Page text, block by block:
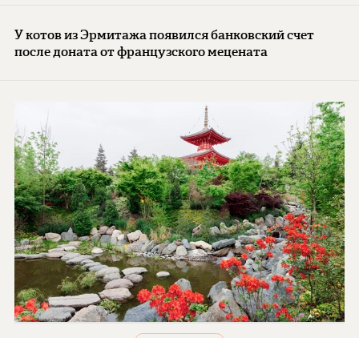
У котов из Эрмитажа появился банковский счет
после доната от французского мецената